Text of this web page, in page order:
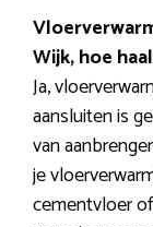
Wijk, hoe
Ja,
aansluiten is
van
je
cementvloer